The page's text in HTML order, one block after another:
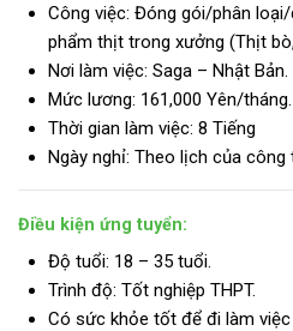
Công việc: Đóng gói/phân
phẩm thịt trong xưởng (Thịt
Nơi làm việc: Saga – Nhật Bản.
Mức lương: 161,000 Yên/tháng.
Thời gian làm việc: 8 Tiếng
Ngày nghỉ: Theo lịch của công
Điều kiện ứng tuyển:
Độ tuổi: 18 – 35 tuổi.
Trình độ: Tốt nghiệp THPT.
Có sức khỏe tốt để đi làm việc